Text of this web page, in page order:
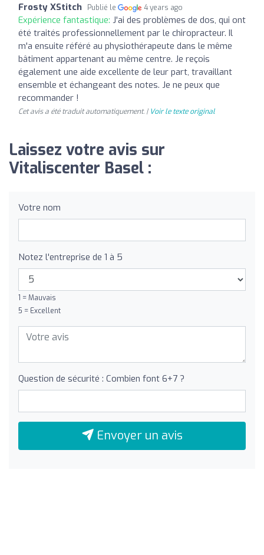
Frosty XStitch Publié le 4 years ago
Expérience fantastique: J'ai des problèmes de dos, qui ont
été traités professionnellement par le chiropracteur. Il
m'a ensuite référé au physiothérapeute dans le même
bâtiment appartenant au même centre. Je reçois
également une aide excellente de leur part, travaillant
ensemble et échangeant des notes. Je ne peux que
recommander !
Cet avis a été traduit automatiquement. | Voir le texte original
Laissez votre avis sur
Vitaliscenter Basel :
Votre nom
Notez l'entreprise de 1 à 5
1 = Mauvais
5 = Excellent
Question de sécurité : Combien font 6+7 ?
Envoyer un avis